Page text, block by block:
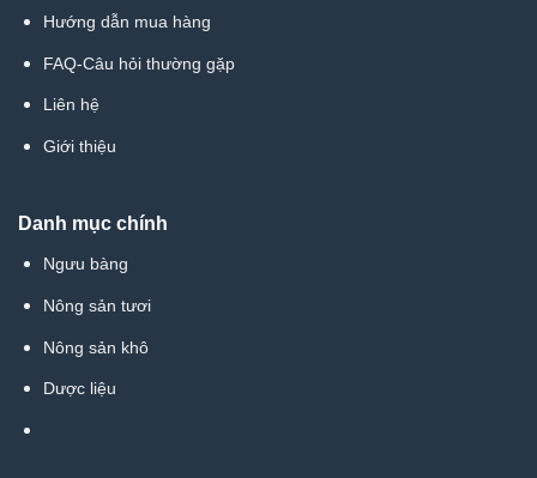
Hướng dẫn mua hàng
FAQ-Câu hỏi thường gặp
Liên hệ
Giới thiệu
Danh mục chính
Ngưu bàng
Nông sản tươi
Nông sản khô
Dược liệu